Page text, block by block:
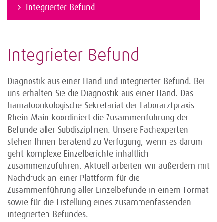
Integrierter Befund
Integrieter Befund
Diagnostik aus einer Hand und integrierter Befund. Bei
uns erhalten Sie die Diagnostik aus einer Hand. Das
hämatoonkologische Sekretariat der Laborarztpraxis
Rhein-Main koordiniert die Zusammenführung der
Befunde aller Subdisziplinen. Unsere Fachexperten
stehen Ihnen beratend zu Verfügung, wenn es darum
geht komplexe Einzelberichte inhaltlich
zusammenzuführen. Aktuell arbeiten wir außerdem mit
Nachdruck an einer Plattform für die
Zusammenführung aller Einzelbefunde in einem Format
sowie für die Erstellung eines zusammenfassenden
integrierten Befundes.